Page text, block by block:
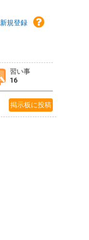
新規登録
習い事
16
掲示板に投稿